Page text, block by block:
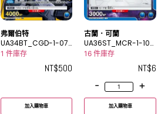
弗爾伯特
UA34BT_CGD-1-07
0_2R★
1 件庫存
NT$500
加入購物車
古蘭．可蘭
UA36ST_MCR-1-106
C
16 件庫存
NT$6
-
+
加入購物車